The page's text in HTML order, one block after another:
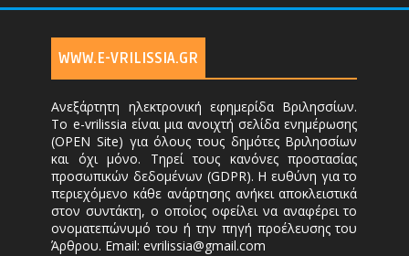
WWW.E-VRILISSIA.GR
Ανεξάρτητη ηλεκτρονική εφημερίδα Βριλησσίων.
Το e-vrilissia είναι μια ανοιχτή σελίδα ενημέρωσης
(OPEN Site) για όλους τους δημότες Βριλησσίων
και όχι μόνο. Τηρεί τους κανόνες προστασίας
προσωπικών δεδομένων (GDPR). Η ευθύνη για το
περιεχόμενο κάθε ανάρτησης ανήκει αποκλειστικά
στον συντάκτη, ο οποίος οφείλει να αναφέρει το
ονοματεπώνυμό του ή την πηγή προέλευσης του
Άρθρου. Email: evrilissia@gmail.com